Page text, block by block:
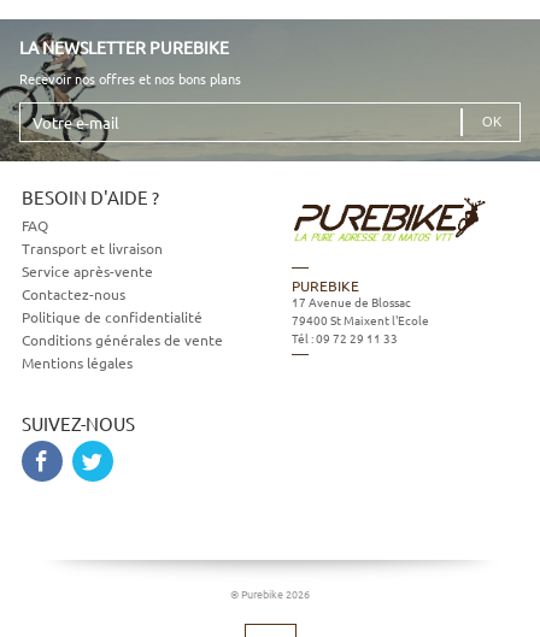
LA NEWSLETTER PUREBIKE
Recevoir nos offres et nos bons plans
Votre
e-
mail
BESOIN D'AIDE ?
FAQ
Transport et livraison
Service après-vente
Contactez-nous
Politique de confidentialité
Conditions générales de vente
Mentions légales
SUIVEZ-NOUS
PUREBIKE
17 Avenue de Blossac
79400 St Maixent l'Ecole
Tél :09 72 29 11 33
© Purebike 2026